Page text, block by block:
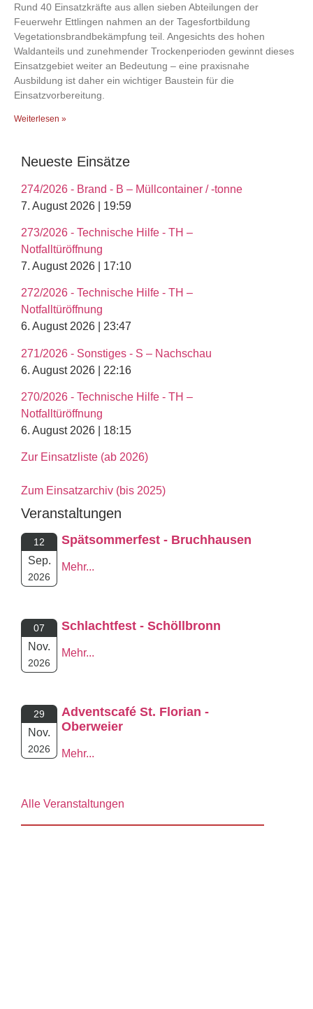
Rund 40 Einsatzkräfte aus allen sieben Abteilungen der
Feuerwehr Ettlingen nahmen an der Tagesfortbildung
Vegetationsbrandbekämpfung teil. Angesichts des hohen
Waldanteils und zunehmender Trockenperioden gewinnt dieses
Einsatzgebiet weiter an Bedeutung – eine praxisnahe
Ausbildung ist daher ein wichtiger Baustein für die
Einsatzvorbereitung.
Weiterlesen »
Veranstaltungen
12
Sep.
2026
Spätsommerfest - Bruchhausen
Mehr...
07
Nov.
2026
Schlachtfest - Schöllbronn
Mehr...
29
Nov.
2026
Adventscafé St. Florian -
Oberweier
Mehr...
Alle Veranstaltungen
Neueste Einsätze
274/2026 - Brand - B – Müllcontainer / -tonne
7. August 2026 | 19:59
273/2026 - Technische Hilfe - TH –
Notfalltüröffnung
7. August 2026 | 17:10
272/2026 - Technische Hilfe - TH –
Notfalltüröffnung
6. August 2026 | 23:47
271/2026 - Sonstiges - S – Nachschau
6. August 2026 | 22:16
270/2026 - Technische Hilfe - TH –
Notfalltüröffnung
6. August 2026 | 18:15
Zur Einsatzliste (ab 2026)
Zum Einsatzarchiv (bis 2025)